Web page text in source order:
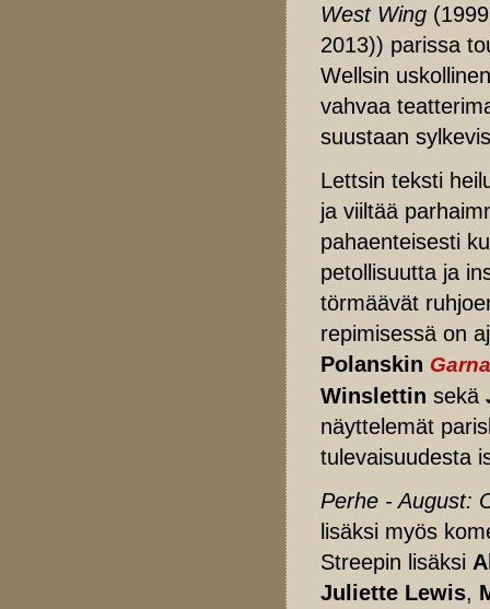
West Wing
2013)) parissa
Wellsin
vahvaa
suustaan
Lettsin teksti
ja viiltää
pahaenteisesti
petollisuutta ja
törmäävät
repimisessä on
Polanskin
Winslettin sekä
näyttelemät
tulevaisuudesta
Perhe - August:
lisäksi myös
Streepin lisäksi
Juliette Lewis,